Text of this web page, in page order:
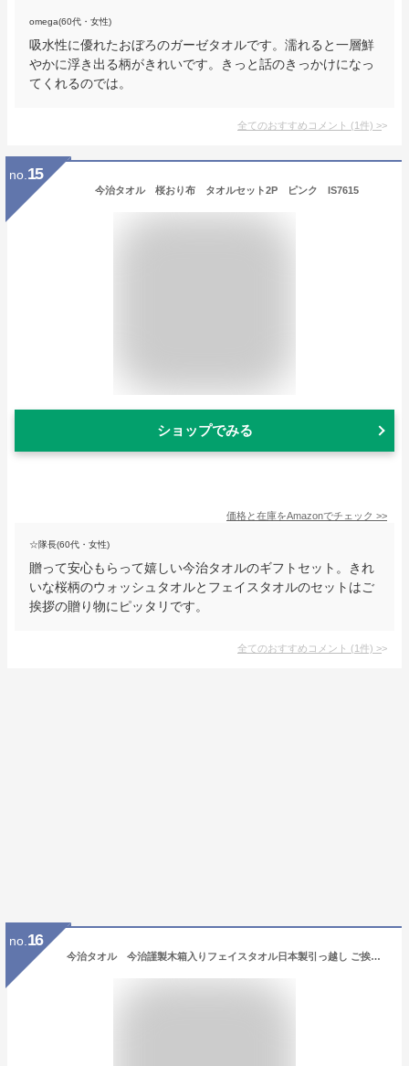
omega(60代・女性)
吸水性に優れたおぼろのガーゼタオルです。濡れると一層鮮
やかに浮き出る柄がきれいです。きっと話のきっかけになっ
てくれるのでは。
全てのおすすめコメント (1件) >
no. 15
今治タオル 桜おり布 タオルセット2P ピンク IS7615
ショップでみる
価格と在庫をAmazonでチェック >>
☆隊長(60代・女性)
贈って安心もらって嬉しい今治タオルのギフトセット。きれ
いな桜柄のウォッシュタオルとフェイスタオルのセットはご
挨拶の贈り物にピッタリです。
全てのおすすめコメント (1件) >
no. 16
今治タオル 今治謹製木箱入りフェイスタオル日本製引っ越し ご挨拶 ギフト 出産内祝い 新築内祝い 快気祝い 結婚内祝い 内祝い お返し 法要 引き出物 香典返し 粗供養 記念品